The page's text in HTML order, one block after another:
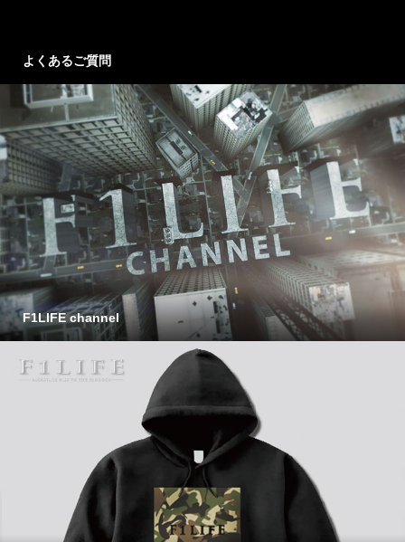
よくあるご質問
F1LIFE channel